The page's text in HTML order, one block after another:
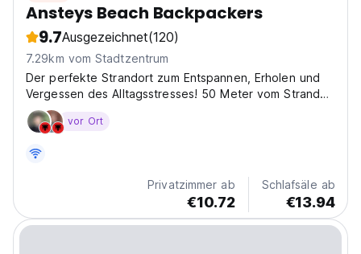
Ansteys Beach Backpackers
9.7Ausgezeichnet(120)
7.29km vom Stadtzentrum
Der perfekte Strandort zum Entspannen, Erholen und
Vergessen des Alltagsstresses! 50 Meter vom Strand
von Ansteys Beach entfernt, einem grünen
Strandvorort 15 km vom Stadtzentrum von Durban
vor Ort
Privatzimmer ab
€10.72
Schlafsäle ab
€13.94